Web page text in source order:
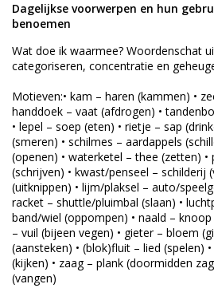
Dagelijkse voorwerpen en hun
benoemen
Wat doe ik waarmee? Woordenschat
categoriseren, concentratie en
Motieven:• kam – haren (kammen) •
handdoek – vaat (afdrogen) •
• lepel – soep (eten) • rietje – sap
(smeren) • schilmes – aardappels
(openen) • waterketel – thee (zetten)
(schrijven) • kwast/penseel – schilderij
(uitknippen) • lijm/plaksel – auto/
racket – shuttle/pluimbal (slaan) •
band/wiel (oppompen) • naald –
– vuil (bijeen vegen) • gieter – bloem
(aansteken) • (blok)fluit – lied (spelen)
(kijken) • zaag – plank (doormidden
(vangen)